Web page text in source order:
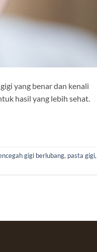
yang benar dan kenali
hasil yang lebih sehat.
gigi berlubang, pasta gigi,